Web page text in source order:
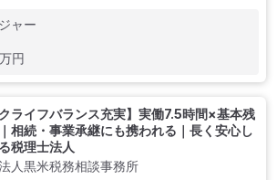
ャー
円
クライフバランス充実】実働7.5時間×基本残
相続・事業承継にも携われる｜長く安心し
税理士法人
人黒米税務相談事務所